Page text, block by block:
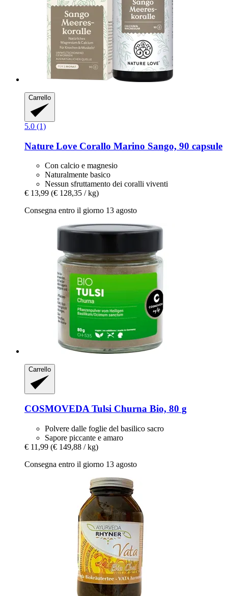
Carrello
5.0 (1)
Nature Love Corallo Marino Sango, 90 capsule
Con calcio e magnesio
Naturalmente basico
Nessun sfruttamento dei coralli viventi
€ 13,99 (€ 128,35 / kg)
Consegna entro il giorno 13 agosto
Carrello
COSMOVEDATulsi Churna Bio, 80 g
Polvere dalle foglie del basilico sacro
Sapore piccante e amaro
€ 11,99 (€ 149,88 / kg)
Consegna entro il giorno 13 agosto